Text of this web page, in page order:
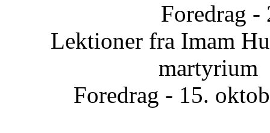
Foredrag -
Lektioner fra Imam
martyrium
Foredrag - 15.